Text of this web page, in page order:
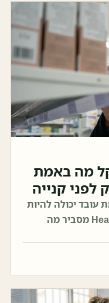
מה באמת
קנייה
יכולה להיות
שאלה מבלבלת. מדריך HealthNews מסביר מה